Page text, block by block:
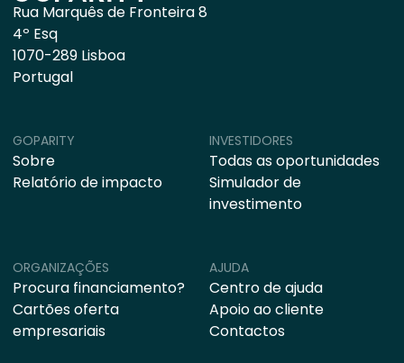
Rua Marquês de Fronteira 8
4º Esq
1070-289 Lisboa
Portugal
ORGANIZAÇÕES
Procura financiamento?
Cartões oferta
empresariais
AJUDA
Centro de ajuda
Apoio ao cliente
Contactos
GOPARITY
Sobre
Relatório de impacto
INVESTIDORES
Todas as oportunidades
Simulador de
investimento